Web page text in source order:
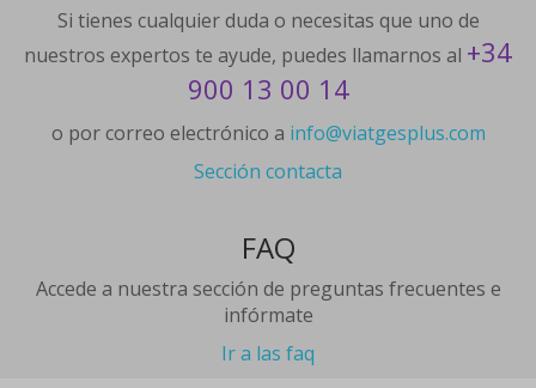
Si tienes cualquier duda o necesitas que uno de
nuestros expertos te ayude, puedes llamarnos al +34
900 13 00 14
o por correo electrónico a info@viatgesplus.com
Sección contacta
FAQ
Accede a nuestra sección de preguntas frecuentes e
infórmate
Ir a las faq